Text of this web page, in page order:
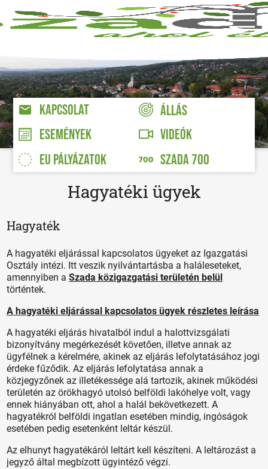
KAPCSOLAT
ÁLLÁS
ESEMÉNYEK
VIDEÓK
EU PÁLYÁZATOK
SZADA 700
Hagyatéki ügyek
Hagyaték
A hagyatéki eljárással kapcsolatos ügyeket az Igazgatási
Osztály intézi. Itt veszik nyilvántartásba a haláleseteket,
amennyiben aSzada közigazgatási területén belül
történtek.
A hagyatéki eljárással kapcsolatos ügyek részletes leírása
A hagyatéki eljárás hivatalból indul a halottvizsgálati
bizonyítvány megérkezését követően, illetve annak az
ügyfélnek a kérelmére, akinek az eljárás lefolytatásához jogi
érdeke fűződik. Az eljárás lefolytatása annak a
közjegyzőnek az illetékessége alá tartozik, akinek működési
területén az örökhagyó utolsó belföldi lakóhelye volt, vagy
ennek hiányában ott, ahol a halál bekövetkezett. A
hagyatékról belföldi ingatlan esetében mindig, ingóságok
esetében pedig esetenként leltár készül.
Az elhunyt hagyatékáról leltárt kell készíteni. A leltározást a
jegyző által megbízott ügyintéző végzi.